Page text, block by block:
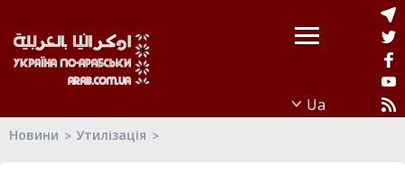
Новини Утилізація